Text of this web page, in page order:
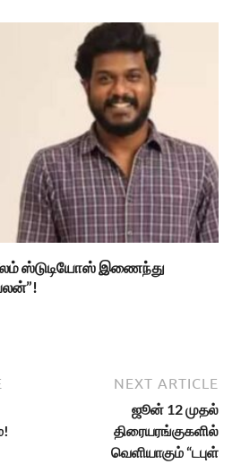
ஸ்டுடியோஸ் இணைந்து
NEXT ARTICLE
ஜூன் 12 முதல்
திரையரங்குகளில்
வெளியாகும் “டபுள்